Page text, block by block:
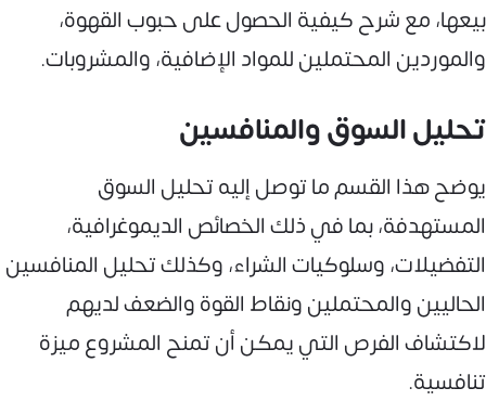
بيعها، مع شرح كيفية الحصول على حبوب القهوة،
والموردين المحتملين للمواد الإضافية، والمشروبات.
تحليل السوق والمنافسين
يوضح هذا القسم ما توصل إليه تحليل السوق
المستهدفة، بما في ذلك الخصائص الديموغرافية،
التفضيلات، وسلوكيات الشراء، وكذلك تحليل المنافسين
الحاليين والمحتملين ونقاط القوة والضعف لديهم
لاكتشاف الفرص التي يمكن أن تمنح المشروع ميزة
تنافسية.